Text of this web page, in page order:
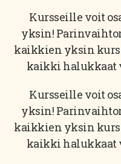
Kursseille voit
yksin!
kaikkien yksin
kaikki halukkaat
Kursseille voit
yksin!
kaikkien yksin
kaikki halukkaat